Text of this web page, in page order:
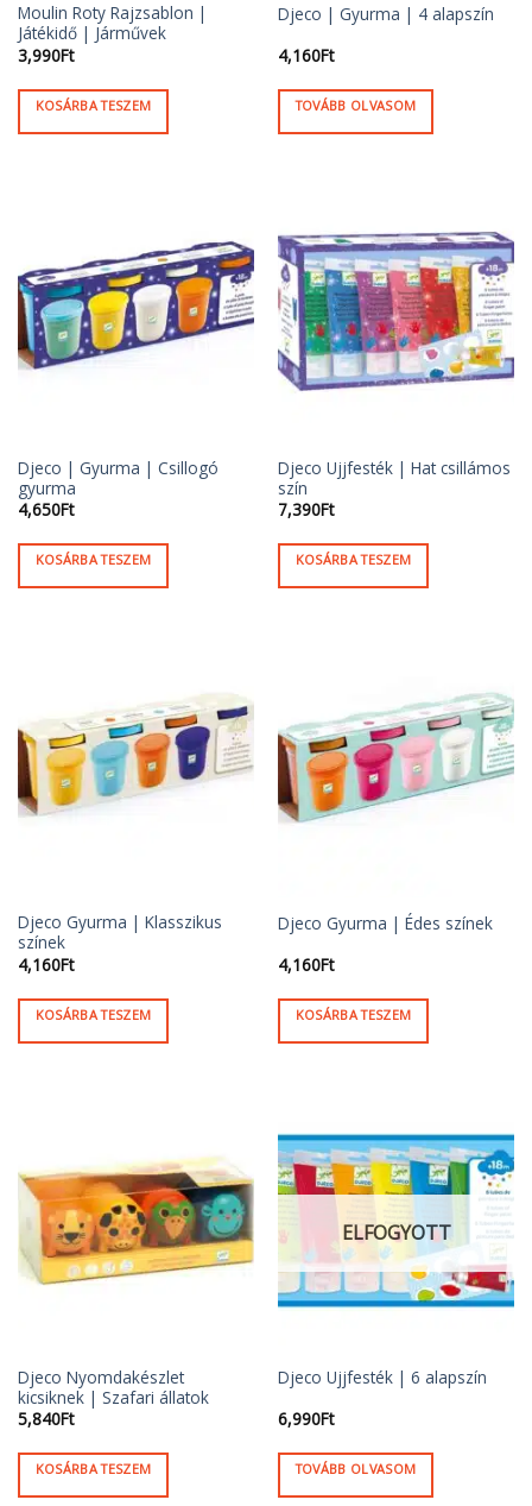
Moulin Roty Rajzsablon |
Játékidő | Járművek
3,990Ft
KOSÁRBA TESZEM
Djeco | Gyurma | 4 alapszín
4,160Ft
TOVÁBB OLVASOM
Djeco | Gyurma | Csillogó
gyurma
4,650Ft
KOSÁRBA TESZEM
Djeco Ujjfesték | Hat csillámos
szín
7,390Ft
KOSÁRBA TESZEM
Djeco Gyurma | Klasszikus
színek
4,160Ft
KOSÁRBA TESZEM
Djeco Gyurma | Édes színek
4,160Ft
KOSÁRBA TESZEM
Djeco Nyomdakészlet
kicsiknek | Szafari állatok
5,840Ft
KOSÁRBA TESZEM
ELFOGYOTT
Djeco Ujjfesték | 6 alapszín
6,990Ft
TOVÁBB OLVASOM